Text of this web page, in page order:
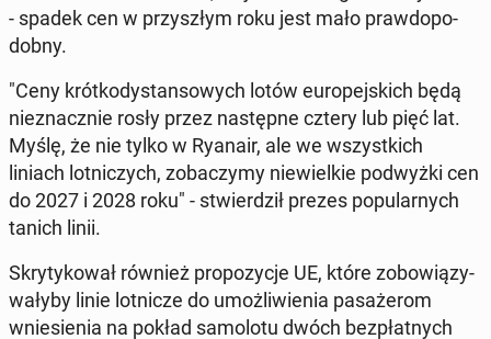
- spadek cen w przy­szłym roku jest mało praw­do­po­
dob­ny.
"Ceny krót­ko­dy­stan­so­wych lotów eu­ro­pej­skich będą
nie­znacz­nie rosły przez na­stęp­ne cztery lub pięć lat.
Myślę, że nie tylko w Ryanair, ale we wszyst­kich
liniach lot­ni­czych, zo­ba­czy­my nie­wiel­kie pod­wyż­ki cen
do 2027 i 2028 roku" - stwier­dził prezes po­pu­lar­nych
tanich linii.
Skry­ty­ko­wał również pro­po­zy­cje UE, które zo­bo­wią­zy­
wa­ły­by linie lot­ni­cze do umoż­li­wie­nia pa­sa­że­rom
wnie­sie­nia na pokład sa­mo­lo­tu dwóch bez­płat­nych